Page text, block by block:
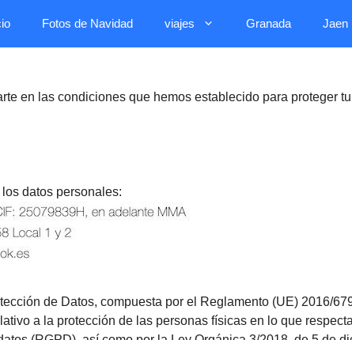
Fotos de Navidad viajes Granada Jaen
en las condiciones que hemos establecido para proteger
datos personales:
de Datos, compuesta por el Reglamento (UE) 2016/
a la protección de las personas físicas en lo que